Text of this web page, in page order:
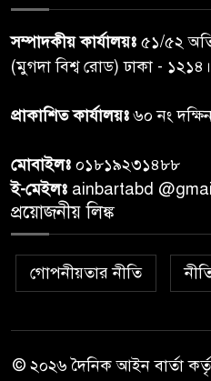
উপহার
৭
২০
৯
পাম্প উদ্বোধন
সম্পাদকীয় কার্যালয়ঃ ৫১/৫২
(মুগদা বিশ্ব রোড) ঢাকা - ১২১৪।
প্রাকাশিত কার্যালয়ঃ৬০ নং
মোবাইলঃ ০১৮১৯২৩১৪৮৮
ই-মেইলঃ ainbartabd
প্রয়োজনীয় লিঙ্ক
গোপনীয়তার নীতি
© ২০২৬ দৈনিক আইন বার্তা কর্তৃক